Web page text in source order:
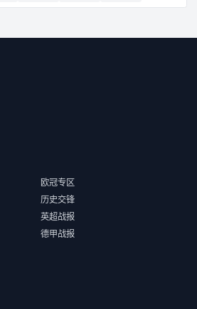
欧冠专区
历史交锋
英超战报
德甲战报